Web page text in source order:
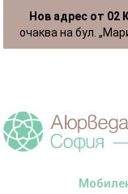
Нов адрес от 02
очаква на бул.